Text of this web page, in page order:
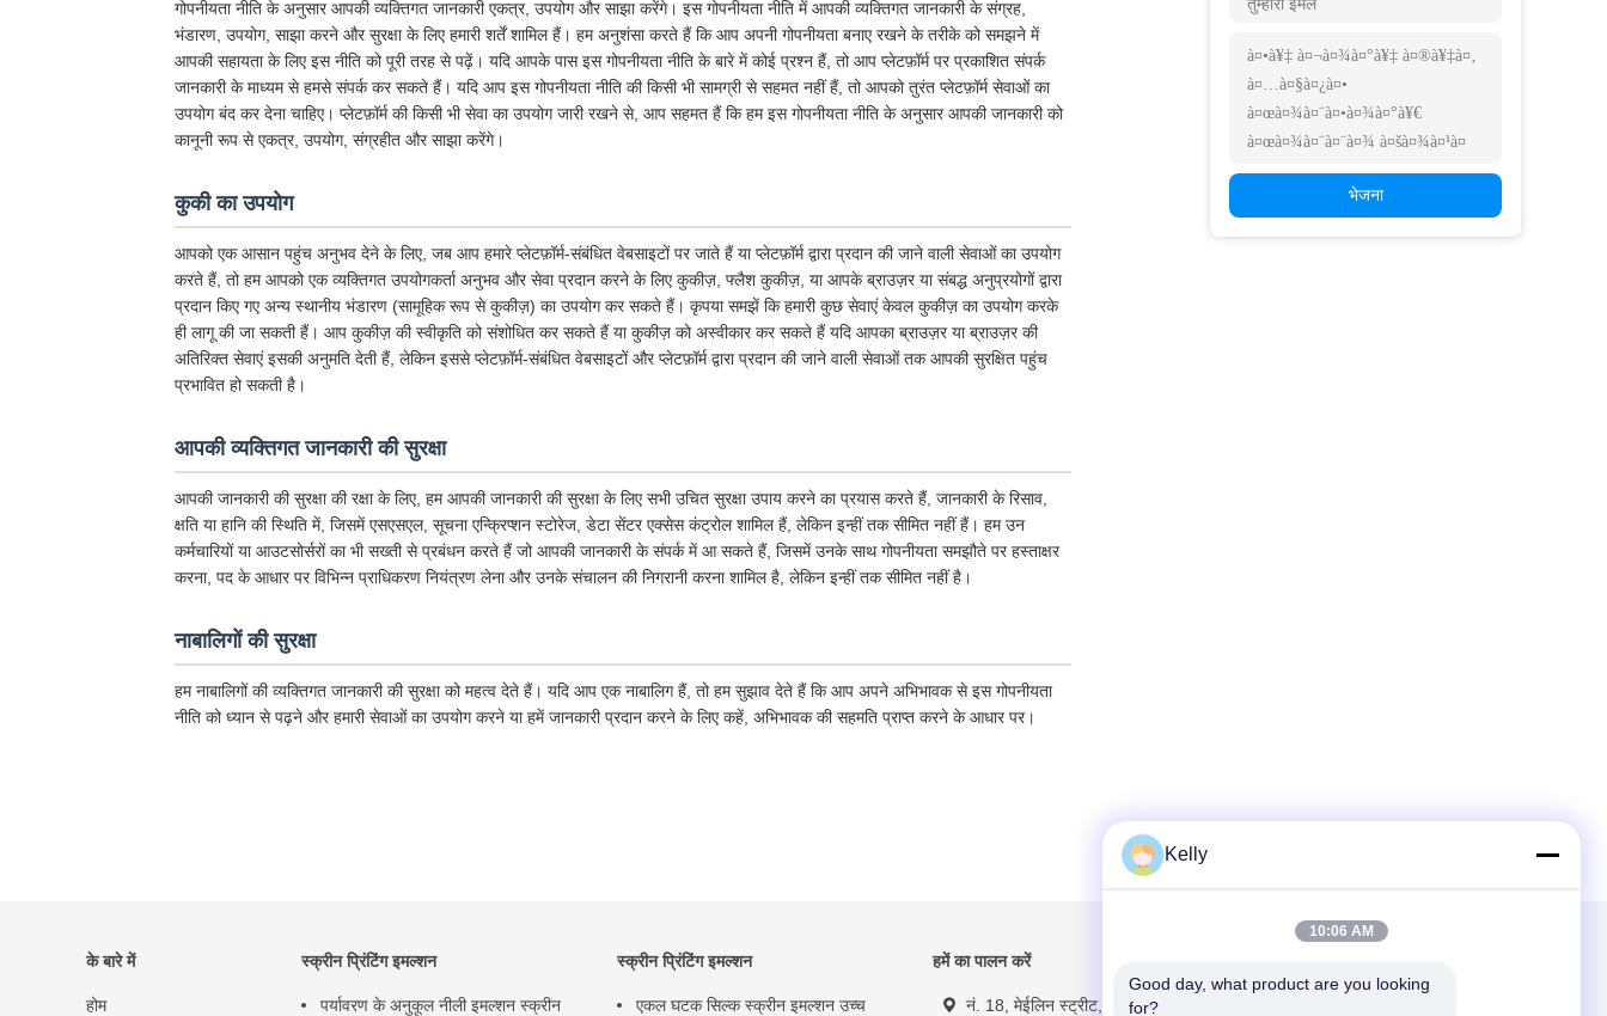
गोपनीयता नीति के अनुसार आपकी व्यक्तिगत जानकारी एकत्र, उपयोग और साझा करेंगे। इस गोपनीयता नीति में आपकी व्यक्तिगत जानकारी के संग्रह,
भंडारण, उपयोग, साझा करने और सुरक्षा के लिए हमारी शर्तें शामिल हैं। हम अनुशंसा करते हैं कि आप अपनी गोपनीयता बनाए रखने के तरीके को समझने में
आपकी सहायता के लिए इस नीति को पूरी तरह से पढ़ें। यदि आपके पास इस गोपनीयता नीति के बारे में कोई प्रश्न हैं, तो आप प्लेटफ़ॉर्म पर प्रकाशित संपर्क
जानकारी के माध्यम से हमसे संपर्क कर सकते हैं। यदि आप इस गोपनीयता नीति की किसी भी सामग्री से सहमत नहीं हैं, तो आपको तुरंत प्लेटफ़ॉर्म सेवाओं का
उपयोग बंद कर देना चाहिए। प्लेटफ़ॉर्म की किसी भी सेवा का उपयोग जारी रखने से, आप सहमत हैं कि हम इस गोपनीयता नीति के अनुसार आपकी जानकारी को
कानूनी रूप से एकत्र, उपयोग, संग्रहीत और साझा करेंगे।
कुकी का उपयोग
आपको एक आसान पहुंच अनुभव देने के लिए, जब आप हमारे प्लेटफ़ॉर्म-संबंधित वेबसाइटों पर जाते हैं या प्लेटफ़ॉर्म द्वारा प्रदान की जाने वाली सेवाओं का उपयोग
करते हैं, तो हम आपको एक व्यक्तिगत उपयोगकर्ता अनुभव और सेवा प्रदान करने के लिए कुकीज़, फ्लैश कुकीज़, या आपके ब्राउज़र या संबद्ध अनुप्रयोगों द्वारा
प्रदान किए गए अन्य स्थानीय भंडारण (सामूहिक रूप से कुकीज़) का उपयोग कर सकते हैं। कृपया समझें कि हमारी कुछ सेवाएं केवल कुकीज़ का उपयोग करके
ही लागू की जा सकती हैं। आप कुकीज़ की स्वीकृति को संशोधित कर सकते हैं या कुकीज़ को अस्वीकार कर सकते हैं यदि आपका ब्राउज़र या ब्राउज़र की
अतिरिक्त सेवाएं इसकी अनुमति देती हैं, लेकिन इससे प्लेटफ़ॉर्म-संबंधित वेबसाइटों और प्लेटफ़ॉर्म द्वारा प्रदान की जाने वाली सेवाओं तक आपकी सुरक्षित पहुंच
प्रभावित हो सकती है।
आपकी व्यक्तिगत जानकारी की सुरक्षा
आपकी जानकारी की सुरक्षा की रक्षा के लिए, हम आपकी जानकारी की सुरक्षा के लिए सभी उचित सुरक्षा उपाय करने का प्रयास करते हैं, जानकारी के रिसाव,
क्षति या हानि की स्थिति में, जिसमें एसएसएल, सूचना एन्क्रिप्शन स्टोरेज, डेटा सेंटर एक्सेस कंट्रोल शामिल हैं, लेकिन इन्हीं तक सीमित नहीं हैं। हम उन
कर्मचारियों या आउटसोर्सरों का भी सख्ती से प्रबंधन करते हैं जो आपकी जानकारी के संपर्क में आ सकते हैं, जिसमें उनके साथ गोपनीयता समझौते पर हस्ताक्षर
करना, पद के आधार पर विभिन्न प्राधिकरण नियंत्रण लेना और उनके संचालन की निगरानी करना शामिल है, लेकिन इन्हीं तक सीमित नहीं है।
नाबालिगों की सुरक्षा
हम नाबालिगों की व्यक्तिगत जानकारी की सुरक्षा को महत्व देते हैं। यदि आप एक नाबालिग हैं, तो हम सुझाव देते हैं कि आप अपने अभिभावक से इस गोपनीयता
नीति को ध्यान से पढ़ने और हमारी सेवाओं का उपयोग करने या हमें जानकारी प्रदान करने के लिए कहें, अभिभावक की सहमति प्राप्त करने के आधार पर।
भेजना
के बारे में
होम
स्क्रीन प्रिंटिंग इमल्शन
पर्यावरण के अनुकूल नीली इमल्शन स्क्रीन
स्क्रीन प्रिंटिंग इमल्शन
एकल घटक सिल्क स्क्रीन इमल्शन उच्च
हमें का पालन करें
नं. 18, मेईलिन स्ट्रीट, युआनकुन
Kelly
10:06 AM
Good day, what product are you looking
for?